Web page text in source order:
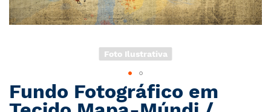
Foto Ilustrativa
Saltar
para
Fundo Fotográfico em